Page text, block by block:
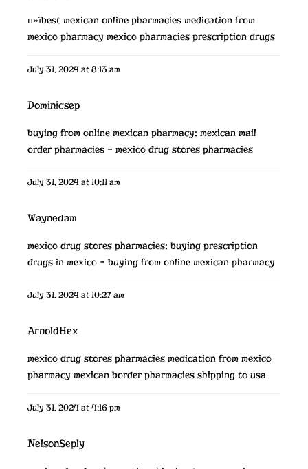
п»їbest mexican online pharmacies medication from
mexico pharmacy mexico pharmacies prescription drugs
July 31, 2024 at 8:13 am
Dominicsep
buying from online mexican pharmacy: mexican mail
order pharmacies – mexico drug stores pharmacies
July 31, 2024 at 10:11 am
Waynedam
mexico drug stores pharmacies:buying prescription
drugs in mexico – buying from online mexican pharmacy
July 31, 2024 at 10:27 am
ArnoldHex
mexico drug stores pharmacies medication from mexico
pharmacy mexican border pharmacies shipping to usa
July 31, 2024 at 4:16 pm
NelsonSeply